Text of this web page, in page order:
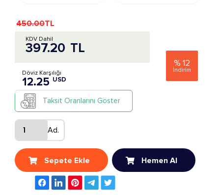
% 12
İndirim
450.00TL
397.20 TL
KDV Dahil
Döviz Karşılığı
12.25 USD
Taksit Oranlarını Göster
Ad.
Sepete Ekle Hemen Al